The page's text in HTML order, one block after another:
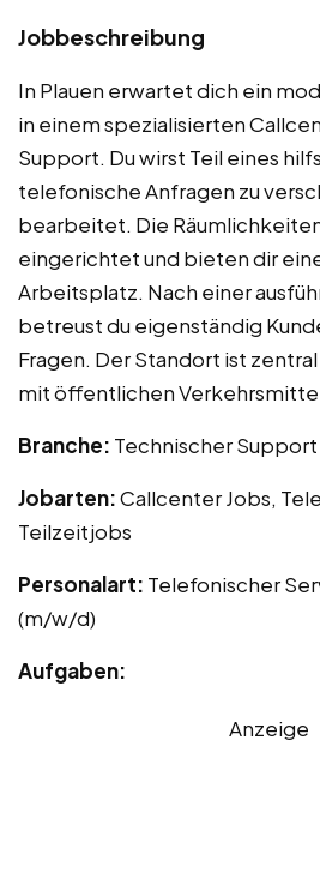
Jobbeschreibung
In Plauen erwartet dich ein
in einem spezialisierten
Support. Du wirst Teil eines
telefonische Anfragen zu
bearbeitet. Die
eingerichtet und bieten dir
Arbeitsplatz. Nach einer
betreust du eigenständig
Fragen. Der Standort ist
mit öffentlichen
Branche: Technischer Support
Jobarten:Callcenter Jobs,
Teilzeitjobs
Personalart: Telefonischer
(m/w/d)
Aufgaben:
Anzeige